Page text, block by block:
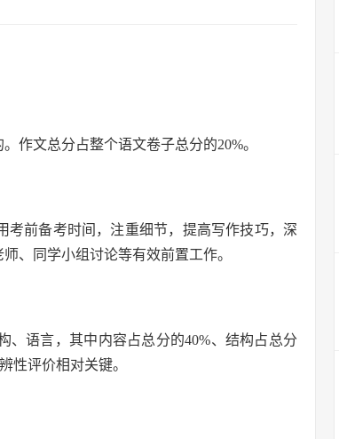
作文总分占整个语文卷子总分的20%。
前备考时间，注重细节，提高写作技巧，深
、同学小组讨论等有效前置工作。
、语言，其中内容占总分的40%、结构占总分
性评价相对关键。